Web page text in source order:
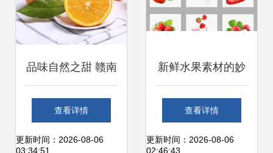
品味自然之甜 赣南
脐橙的新鲜体验
查看详情
更新时间：2026-08-06
03:34:51
新鲜水果素材的妙
用 红色草莓与生活
图像资源
查看详情
更新时间：2026-08-06
02:46:43